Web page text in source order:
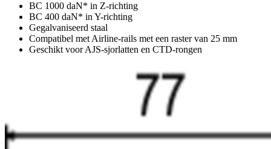
BC 1000 daN* in Z-richting
BC 400 daN* in Y-richting
Gegalvaniseerd staal
Compatibel met Airline-rails met een raster van 25 mm
Geschikt voor AJS-sjorlatten en CTD-rongen